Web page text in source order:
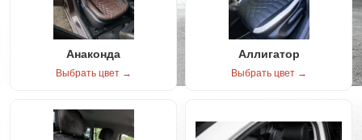
Анаконда
Выбрать цвет →
Аллигатор
Выбрать цвет →